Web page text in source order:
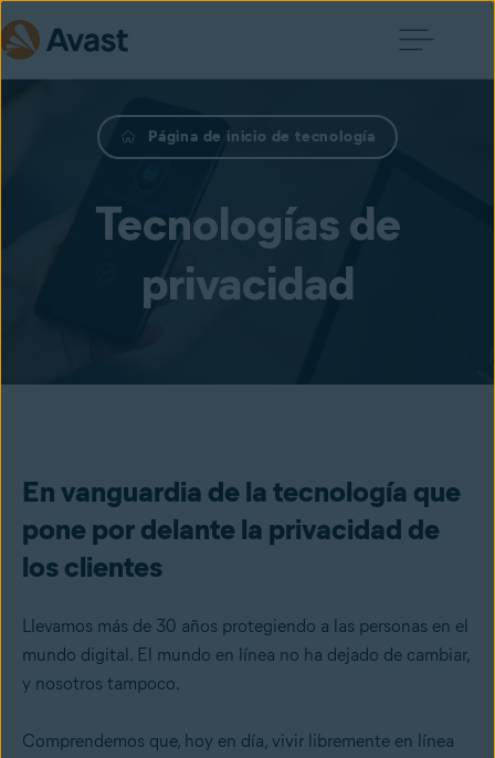
Página de inicio de tecnología
Tecnologías de
privacidad
En vanguardia de la tecnología que
pone por delante la privacidad de
los clientes
Llevamos más de 30 años protegiendo a las personas en el
mundo digital. El mundo en línea no ha dejado de cambiar,
y nosotros tampoco.
Comprendemos que, hoy en día, vivir libremente en línea